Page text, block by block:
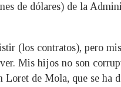
de dólares) de la
(los contratos), pero
Mis hijos no son
Loret de Mola, que se ha